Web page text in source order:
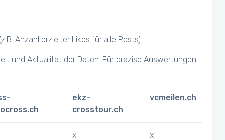
Anzahl erzielter Likes für alle Posts).
und Aktualität der Daten. Für präzise Auswertungen
ekz-
crosstour.ch
vcmeilen.ch
x x